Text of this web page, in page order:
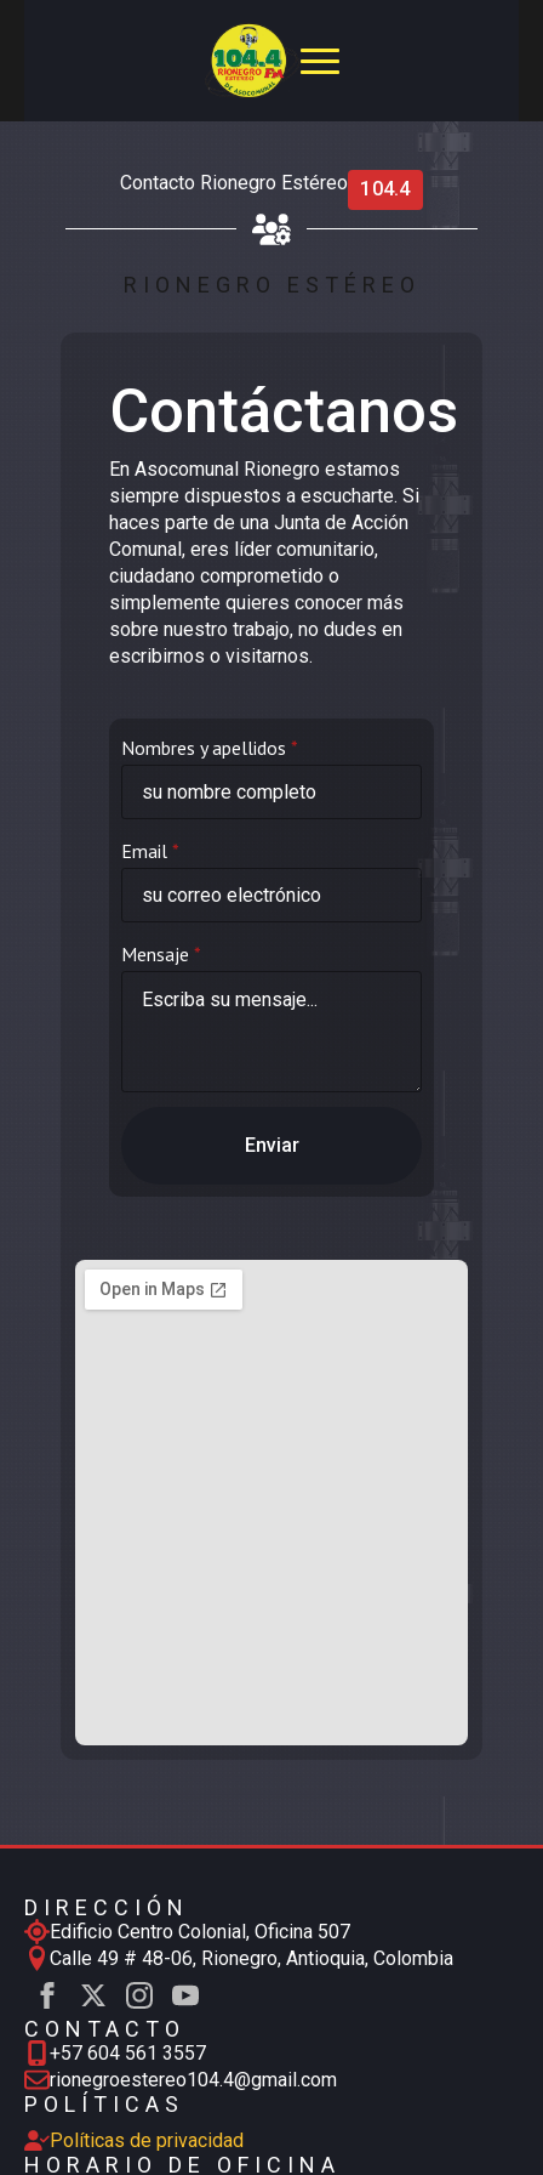
Contacto Rionegro Estéreo 104.4
RIONEGRO ESTÉREO
Contáctanos
En Asocomunal Rionegro estamos
siempre dispuestos a escucharte. Si
haces parte de una Junta de Acción
Comunal, eres líder comunitario,
ciudadano comprometido o
simplemente quieres conocer más
sobre nuestro trabajo, no dudes en
escribirnos o visitarnos.
Nombres y apellidos *
Email *
Mensaje *
Enviar
DIRECCIÓN
Edificio Centro Colonial, Oficina 507
Calle 49 # 48-06, Rionegro, Antioquia, Colombia
CONTACTO
+57 604 561 3557
rionegroestereo104.4@gmail.com
POLÍTICAS
Políticas de privacidad
HORARIO DE OFICINA